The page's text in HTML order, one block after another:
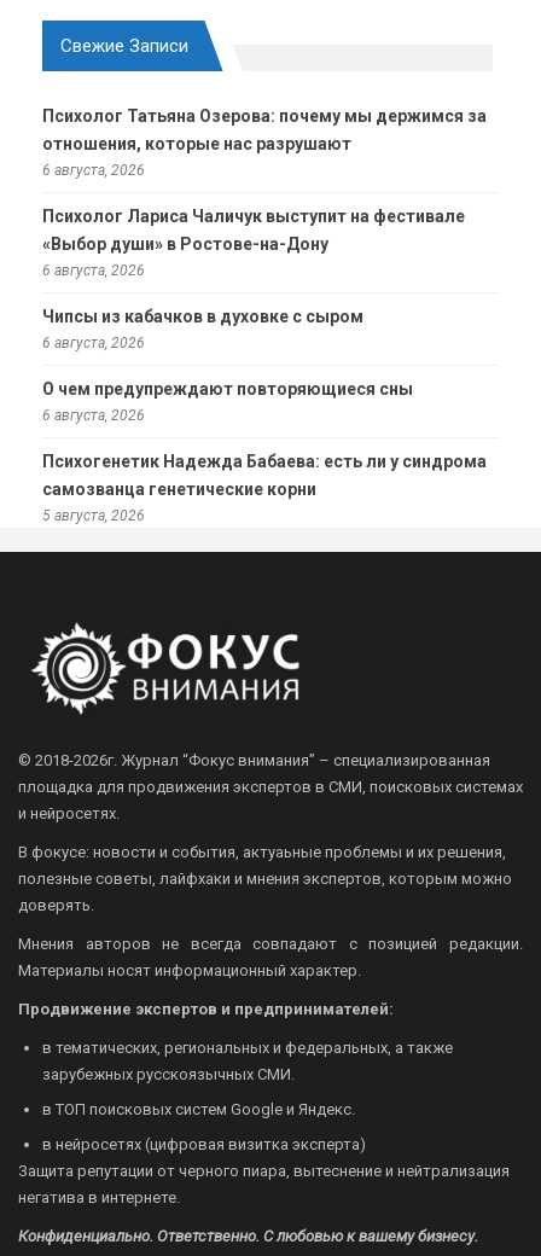
Свежие Записи
Психолог Татьяна Озерова: почему мы держимся за
отношения, которые нас разрушают
6 августа, 2026
Психолог Лариса Чаличук выступит на фестивале
«Выбор души» в Ростове-на-Дону
6 августа, 2026
Чипсы из кабачков в духовке с сыром
6 августа, 2026
О чем предупреждают повторяющиеся сны
6 августа, 2026
Психогенетик Надежда Бабаева: есть ли у синдрома
самозванца генетические корни
5 августа, 2026
© 2018-2026г. Журнал “Фокус внимания” – специализированная
площадка для продвижения экспертов в СМИ, поисковых системах
и нейросетях.
В фокусе: новости и события, актуаьные проблемы и их решения,
полезные советы, лайфхаки и мнения экспертов, которым можно
доверять.
Мнения авторов не всегда совпадают с позицией редакции.
Материалы носят информационный характер.
Продвижение экспертов и предпринимателей:
в тематических, региональных и федеральных, а также
зарубежных русскоязычных СМИ.
в ТОП поисковых систем Google и Яндекс.
в нейросетях (цифровая визитка эксперта)
Защита репутации от черного пиара, вытеснение и нейтрализация
негатива в интернете.
Конфиденциально. Ответственно. С любовью к вашему бизнесу.